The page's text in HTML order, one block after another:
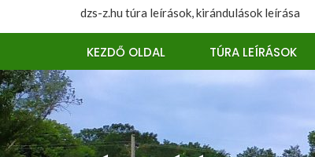
dzs-z.hu túra leírások, kirándulások leírása
KEZDŐ OLDAL TÚRA LEÍRÁSOK